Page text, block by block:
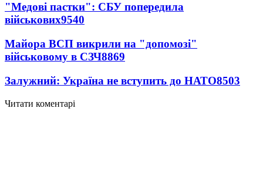
"Медові пастки": СБУ попередила
військових9540
Майора ВСП викрили на "допомозі"
військовому в СЗЧ8869
Залужний: Україна не вступить до НАТО8503
Читати коментарі